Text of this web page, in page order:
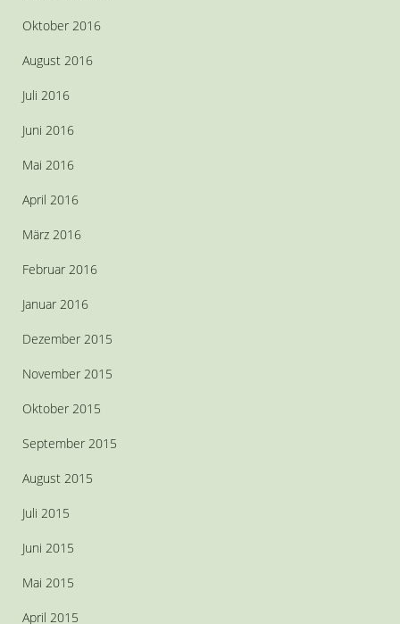
Oktober 2016
August 2016
Juli 2016
Juni 2016
Mai 2016
April 2016
März 2016
Februar 2016
Januar 2016
Dezember 2015
November 2015
Oktober 2015
September 2015
August 2015
Juli 2015
Juni 2015
Mai 2015
April 2015